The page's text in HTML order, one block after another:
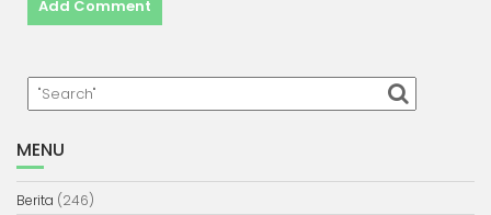
MENU
Berita (246)